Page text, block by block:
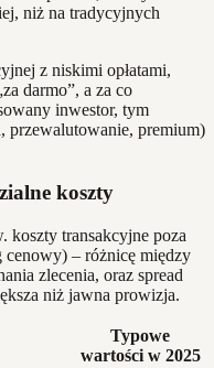
niż na tradycyjnych
z niskimi opłatami,
darmo”, a za co
inwestor, tym
przewalutowanie, premium)
koszty
koszty transakcyjne poza
cenowy) – różnicę między
zlecenia, oraz spread
niż jawna prowizja.
Typowe
wartości w 2025